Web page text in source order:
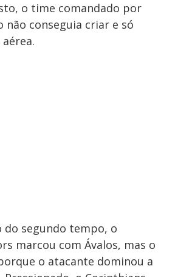
o time comandado por
não conseguia criar e só
do segundo tempo, o
marcou com Ávalos, mas o
o atacante dominou a